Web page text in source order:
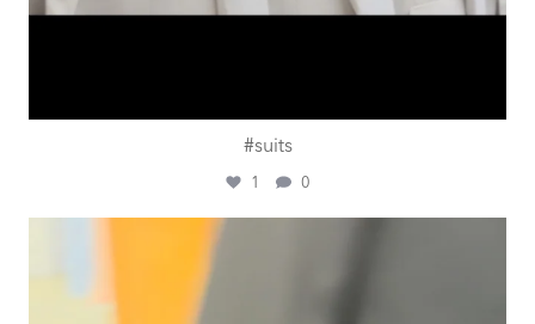
#suits
1 0